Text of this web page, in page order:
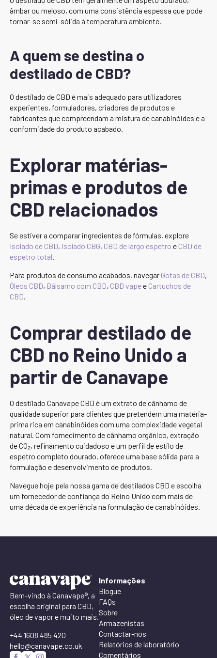
âmbar ou meloso, com uma consistência espessa que pode
tornar-se semi-sólida à temperatura ambiente.
A quem se destina o
destilado de CBD?
O destilado de CBD é mais adequado para utilizadores
experientes, formuladores, criadores de produtos e
fabricantes que compreendam a mistura de canabinóides e a
conformidade do produto acabado.
Explorar matérias-
primas e produtos de
CBD relacionados
Se estiver a comparar ingredientes de fórmulas, explore
Isolado de CBD, Isolado CBG, CBD de largo espetro e CBD de
espetro total
Para produtos de consumo acabados, navegar Gotas de CBD,
Óleos CBD, Bálsamo com CBD, CBD vapee Cartuchos de
CBD
Comprar destilado de
CBD no Reino Unido a
partir de Canavape
O destilado Canavape CBD é um extrato de cânhamo de
qualidade superior para clientes que pretendem uma matéria-
prima rica em canabinóides com uma complexidade vegetal
natural. Com fornecimento de cânhamo orgânico, extração
de CO₂, refinamento cuidadoso e um perfil de estilo de
espetro completo dourado, oferece uma base sólida para a
formulação e desenvolvimento de produtos.
Navegue hoje pela nossa gama de destilados CBD e escolha
um fornecedor de confiança do Reino Unido com mais de
uma década de experiência na formulação de canabinóides.
Bem-vindo à Canavape®, a
escolha original para CBD,
óleo de vapor e muito mais.
+44 1608 485 420
hello@canavape.co.uk
Informações
Blogue
FAQs
Sobre
Armazenistas
Contactar-nos
Relatórios de laboratório
Comentários